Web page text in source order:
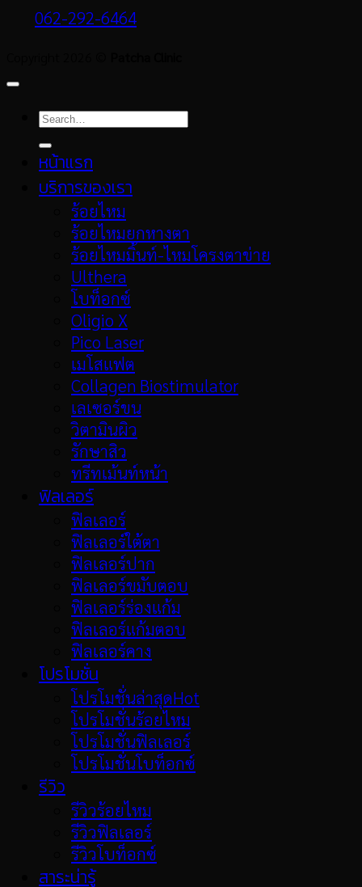
062-292-6464
หน้าแรก
บริการของเรา
ร้อยไหม
ร้อยไหมยกหางตา
ร้อยไหมมิ้นท์-ไหมโครงตาข่าย
Ulthera
โบท็อกซ์
Oligio X
Pico Laser
เมโสแฟต
Collagen Biostimulator
เลเซอร์ขน
วิตามินผิว
รักษาสิว
ทรีทเม้นท์หน้า
ฟิลเลอร์
ฟิลเลอร์
ฟิลเลอร์ใต้ตา
ฟิลเลอร์ปาก
ฟิลเลอร์ขมับตอบ
ฟิลเลอร์ร่องแก้ม
ฟิลเลอร์แก้มตอบ
ฟิลเลอร์คาง
โปรโมชั่น
โปรโมชั่นล่าสุด
โปรโมชั่นร้อยไหม
โปรโมชั่นฟิลเลอร์
โปรโมชั่นโบท็อกซ์
รีวิว
รีวิวร้อยไหม
รีวิวฟิลเลอร์
รีวิวโบท็อกซ์
สาระน่ารู้